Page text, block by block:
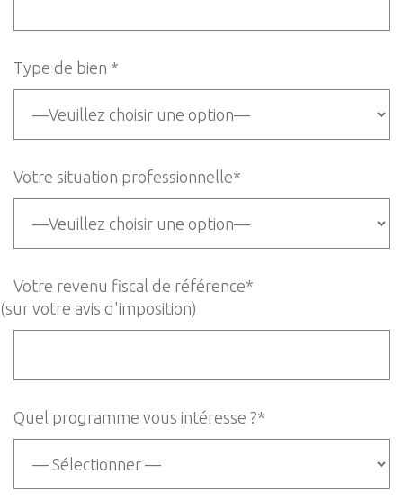
Type de bien *
Votre situation professionnelle*
Votre revenu fiscal de référence*
(sur votre avis d'imposition)
Quel programme vous intéresse ?*